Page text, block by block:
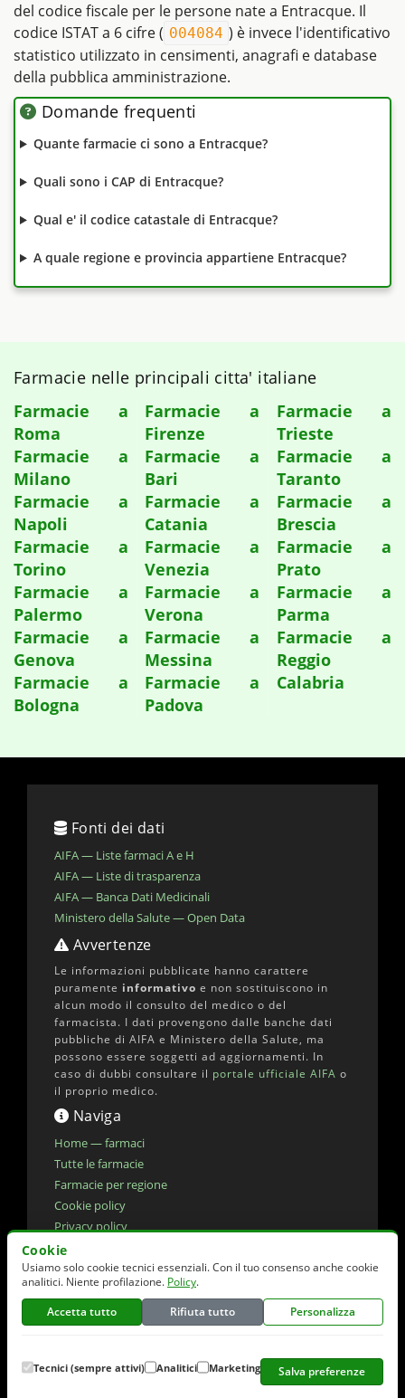
del codice fiscale per le persone nate a Entracque. Il
codice ISTAT a 6 cifre ( 004084 ) è invece l'identificativo
statistico utilizzato in censimenti, anagrafi e database
della pubblica amministrazione.
Domande frequenti
Quante farmacie ci sono a Entracque?
Quali sono i CAP di Entracque?
Qual e' il codice catastale di Entracque?
A quale regione e provincia appartiene Entracque?
Farmacie nelle principali citta' italiane
Farmacie a
Roma
Farmacie a
Milano
Farmacie a
Napoli
Farmacie a
Torino
Farmacie a
Palermo
Farmacie a
Genova
Farmacie a
Bologna
Farmacie a
Firenze
Farmacie a
Bari
Farmacie a
Catania
Farmacie a
Venezia
Farmacie a
Verona
Farmacie a
Messina
Farmacie a
Padova
Farmacie a
Trieste
Farmacie a
Taranto
Farmacie a
Brescia
Farmacie a
Prato
Farmacie a
Parma
Farmacie a
Reggio
Calabria
Fonti dei dati
AIFA — Liste farmaci A e H
AIFA — Liste di trasparenza
AIFA — Banca Dati Medicinali
Ministero della Salute — Open Data
Avvertenze
Le informazioni pubblicate hanno carattere
puramente informativo e non sostituiscono in
alcun modo il consulto del medico o del
farmacista. I dati provengono dalle banche dati
pubbliche di AIFA e Ministero della Salute, ma
possono essere soggetti ad aggiornamenti. In
caso di dubbi consultare il portale ufficiale AIFA o
il proprio medico.
Naviga
Home — farmaci
Tutte le farmacie
Farmacie per regione
Cookie policy
Privacy policy
Dichiarazione di accessibilita'
Preferenze cookie
© 2026 elencofarmaci.it | Dati farmaci:AIFA
Salute(CC-BY 4.0)
Cookie
Usiamo solo cookie tecnici essenziali. Con il tuo consenso anche cookie
analitici. Niente profilazione. Policy.
Accetta tutto
Rifiuta tutto Personalizza
Tecnici (sempre attivi) Analitici Marketing Salva preferenze